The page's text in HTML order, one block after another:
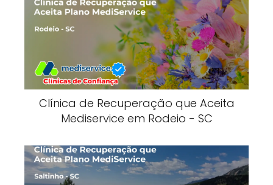
Clínica de Recuperação que Aceita
Mediservice em Rodeio - SC